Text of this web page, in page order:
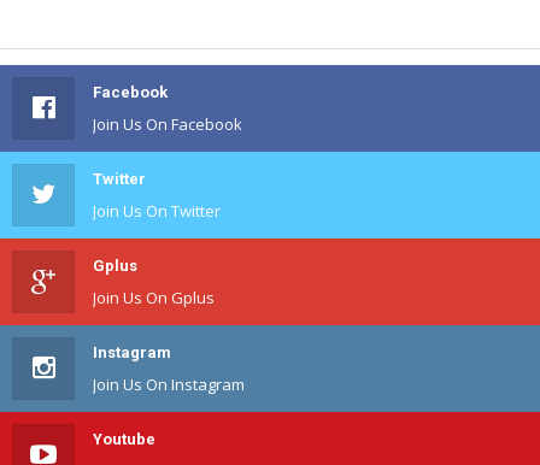
Facebook
Join Us On Facebook
Twitter
Join Us On Twitter
Gplus
Join Us On Gplus
Instagram
Join Us On Instagram
Youtube